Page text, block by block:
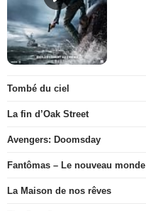
Tombé du ciel
La fin d’Oak Street
Avengers: Doomsday
Fantômas – Le nouveau monde
La Maison de nos rêves